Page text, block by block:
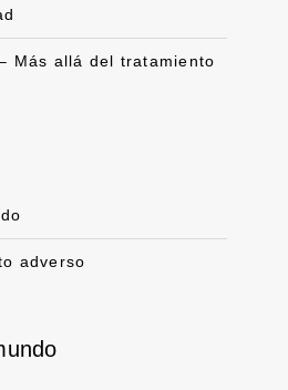
Más allá del tratamiento
adverso